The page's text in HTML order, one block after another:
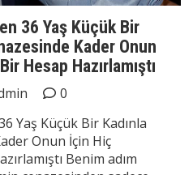
36 Yaş Küçük Bir
Kader Onun
Hesap Hazırlamıştı
0
Yaş Küçük Bir Kadınla
Onun İçin Hiç
Benim adım